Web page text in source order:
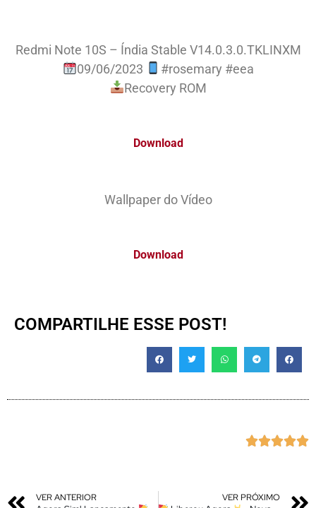
Redmi Note 10S – Índia Stable V14.0.3.0.TKLINXM
09/06/2023
#rosemary #eea
Recovery ROM
Download
Wallpaper do Vídeo
Download
COMPARTILHE ESSE POST!

VER ANTERIOR VER PRÓXIMO